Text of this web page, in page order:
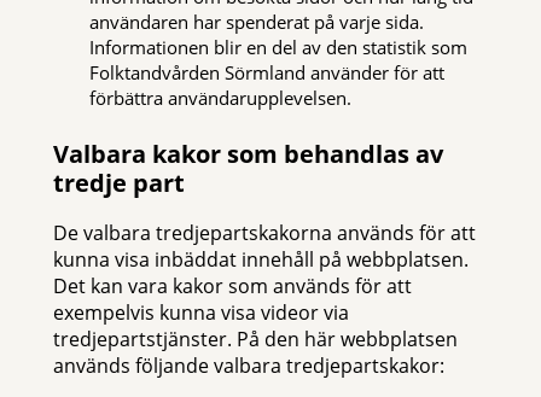
användaren har spenderat på varje sida.
Informationen blir en del av den statistik som
Folktandvården Sörmland använder för att
förbättra användarupplevelsen.
Valbara kakor som behandlas av
tredje part
De valbara tredjepartskakorna används för att
kunna visa inbäddat innehåll på webbplatsen.
Det kan vara kakor som används för att
exempelvis kunna visa videor via
tredjepartstjänster. På den här webbplatsen
används följande valbara tredjepartskakor: